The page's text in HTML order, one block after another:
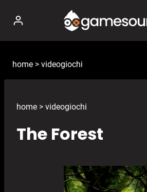
contenuto
home > videogiochi
home > videogiochi
The Forest